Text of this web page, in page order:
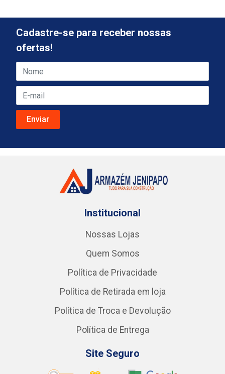
Cadastre-se para receber nossas
ofertas!
Institucional
Nossas Lojas
Quem Somos
Política de Privacidade
Política de Retirada em loja
Política de Troca e Devolução
Política de Entrega
Site Seguro